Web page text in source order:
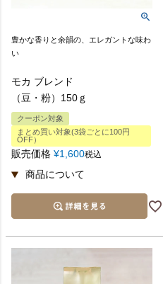
豊かな香りと余韻の、エレガントな味わ
い
モカ ブレンド
（豆・粉）150ｇ
クーポン対象
まとめ買い対象(3袋ごとに100円
OFF）
販売価格 ¥1,600税込